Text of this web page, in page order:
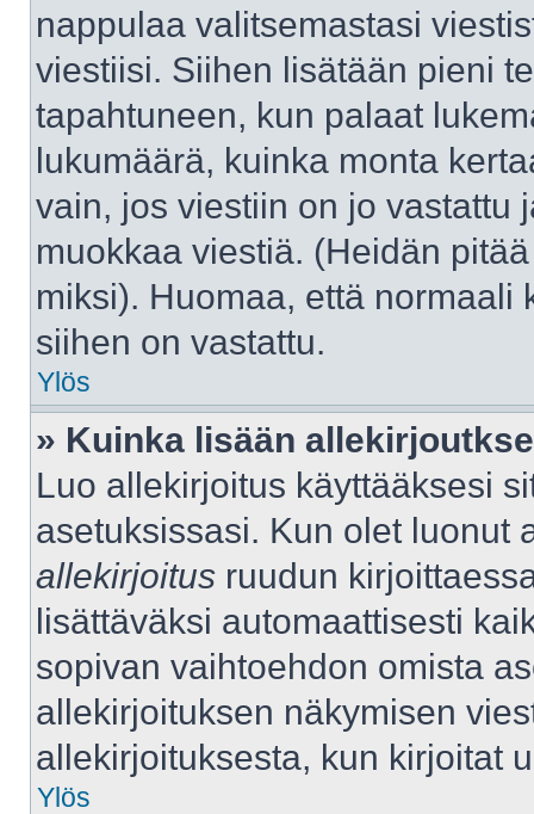
nappulaa valitsemastasi
viestiisi. Siihen lisätään pieni
tapahtuneen, kun palaat
lukumäärä, kuinka monta
vain, jos viestiin on jo vastattu
muokkaa viestiä. (Heidän
miksi). Huomaa, että normaali
siihen on vastattu.
Ylös
» Kuinka lisään
Luo allekirjoitus käyttääksesi
asetuksissasi. Kun olet luonut
allekirjoitus ruudun
lisättäväksi automaattisesti
sopivan vaihtoehdon omista
allekirjoituksen näkymisen
allekirjoituksesta, kun kirjoitat
Ylös